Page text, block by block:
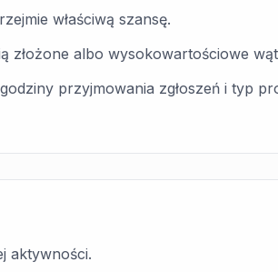
właściwą szansę.
złożone albo wysokowartościowe
przyjmowania zgłoszeń i typ
aktywności.